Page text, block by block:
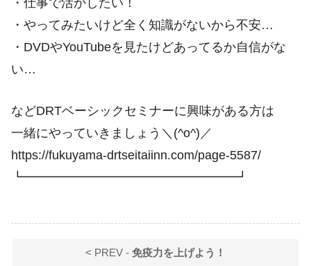
・やってみたいけど全く知識がないから不安…
・DVDやYouTubeを見たけどあってるか自信がな
い…
などDRTベーシックセミナーに興味がある方は
一緒にやっていきましょう＼(^o^)／
https://fukuyama-drtseitaiinn.com/page-5587/
┗━━━━━━━━━━━━━━━━━┛
< PREV - 免疫力を上げよう！